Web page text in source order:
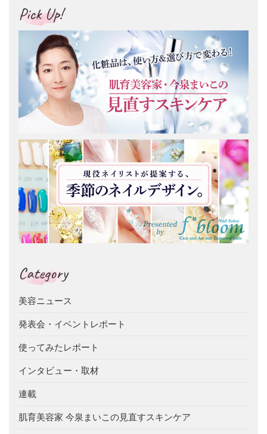
Pick Up!
Category
美容ニュース
発表会・イベントレポート
使ってみたレポート
インタビュー・取材
連載
肌育美容家 今泉まいこの見直すスキンケア